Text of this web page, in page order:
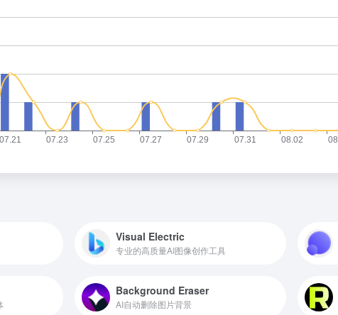
Visual Electric
专业的高质量AI图像创作工具
Background Eraser
AI自动删除图片背景